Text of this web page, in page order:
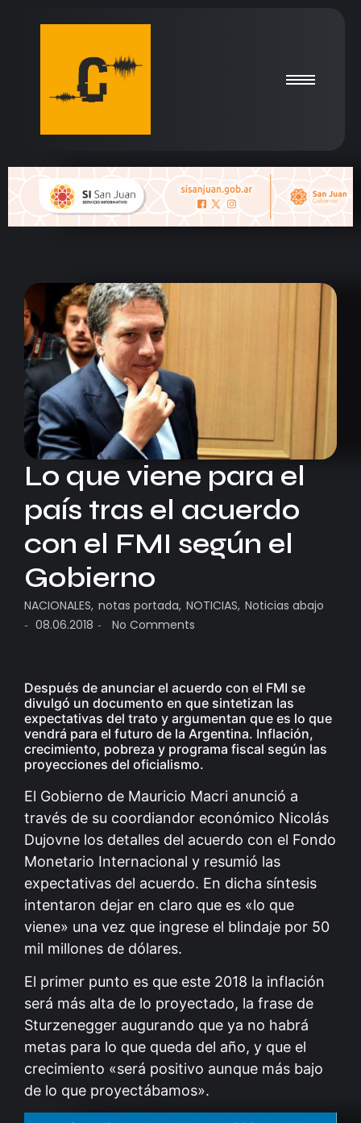
Lo que viene para el
país tras el acuerdo
con el FMI según el
Gobierno
NACIONALES, notas portada, NOTICIAS, Noticias abajo
- 08.06.2018 - No Comments
Después de anunciar el acuerdo con el FMI se
divulgó un documento en que sintetizan las
expectativas del trato y argumentan que es lo que
vendrá para el futuro de la Argentina. Inflación,
crecimiento, pobreza y programa fiscal según las
proyecciones del oficialismo.
El Gobierno de Mauricio Macri anunció a
través de su coordiandor económico Nicolás
Dujovne los detalles del acuerdo con el Fondo
Monetario Internacional y resumió las
expectativas del acuerdo. En dicha síntesis
intentaron dejar en claro que es «lo que
viene» una vez que ingrese el blindaje por 50
mil millones de dólares.
El primer punto es que este 2018 la inflación
será más alta de lo proyectado, la frase de
Sturzenegger augurando que ya no habrá
metas para lo que queda del año, y que el
crecimiento «será positivo aunque más bajo
de lo que proyectábamos».